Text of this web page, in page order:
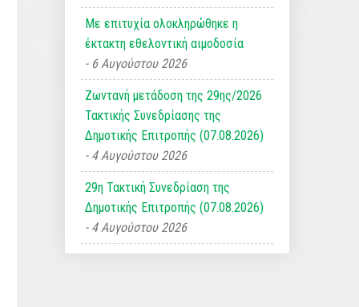
Με επιτυχία ολοκληρώθηκε η
έκτακτη εθελοντική αιμοδοσία
6 Αυγούστου 2026
Ζωντανή μετάδοση της 29ης/2026
Τακτικής Συνεδρίασης της
Δημοτικής Επιτροπής (07.08.2026)
4 Αυγούστου 2026
29η Τακτική Συνεδρίαση της
Δημοτικής Επιτροπής (07.08.2026)
4 Αυγούστου 2026